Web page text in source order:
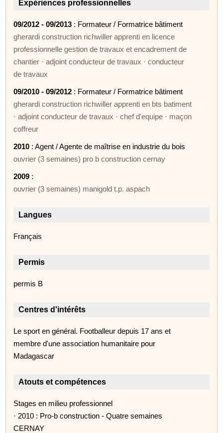
Expériences professionnelles
09/2012 - 09/2013 : Formateur / Formatrice bâtiment
gherardi construction richwiller apprenti en licence
professionnelle gestion de travaux et encadrement de
chantier · adjoint conducteur de travaux · conducteur
de travaux
09/2010 - 09/2012 : Formateur / Formatrice bâtiment
gherardi construction richwiller apprenti en bts batiment
· adjoint conducteur de travaux · chef d'equipe · maçon
coffreur
2010 : Agent / Agente de maîtrise en industrie du bois
ouvrier (3 semaines) pro b construction cernay
2009 :
ouvrier (3 semaines) manigold t.p. aspach
Langues
Français
Permis
permis B
Centres d'intérêts
Le sport en général. Footballeur depuis 17 ans et
membre d'une association humanitaire pour
Madagascar
Atouts et compétences
Stages en milieu professionnel
· 2010 : Pro-b construction - Quatre semaines
CERNAY